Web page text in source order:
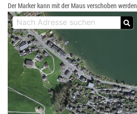
Der Marker kann mit der Maus verschoben werden